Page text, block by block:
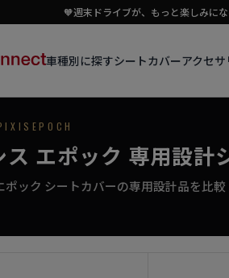
🧡週末ドライブが、もっと楽しみに
車種別に探すシートカバーアクセサ
ートカバー
マに、大きな満足を。
ス エポック 専用設計
ポック シートカバーの専用設計品を比